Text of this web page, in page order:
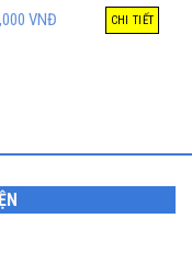
VNĐ CHI TIẾT